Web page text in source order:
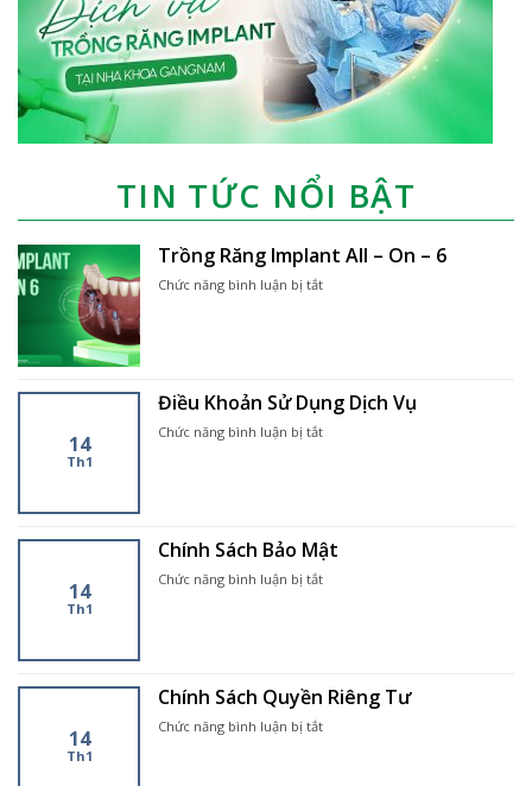
TIN TỨC NỔI BẬT
Trồng Răng Implant All – On – 6
Chức năng bình luận bị tắtở
On
14
Th1
Điều Khoản Sử Dụng Dịch Vụ
Chức năng bình luận bị tắtở
Vụ
14
Th1
Chính Sách Bảo Mật
Chức năng bình luận bị tắtở
14
Th1
Chính Sách Quyền Riêng Tư
Chức năng bình luận bị tắtở